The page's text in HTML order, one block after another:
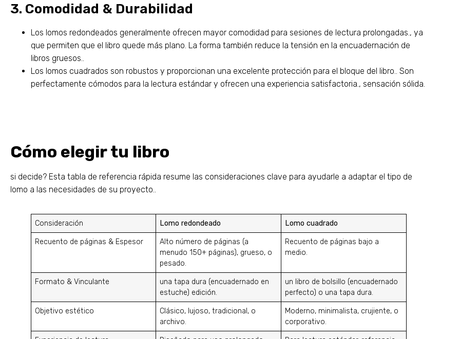
3. Comodidad & Durabilidad
Los lomos redondeados generalmente ofrecen mayor comodidad para sesiones de lectura prolongadas., ya
que permiten que el libro quede más plano. La forma también reduce la tensión en la encuadernación de
libros gruesos..
Los lomos cuadrados son robustos y proporcionan una excelente protección para el bloque del libro.. Son
perfectamente cómodos para la lectura estándar y ofrecen una experiencia satisfactoria., sensación sólida.
Cómo elegir tu libro
si decide? Esta tabla de referencia rápida resume las consideraciones clave para ayudarle a adaptar el tipo de
lomo a las necesidades de su proyecto..
Consideración Lomo redondeado Lomo cuadrado
Recuento de páginas & Espesor
Alto número de páginas (a
menudo 150+ páginas), grueso, o
pesado.
Recuento de páginas bajo a
medio.
Formato & Vinculante
una tapa dura (encuadernado en
estuche) edición.
un libro de bolsillo (encuadernado
perfecto) o una tapa dura.
Objetivo estético
Clásico, lujoso, tradicional, o
archivo.
Moderno, minimalista, crujiente, o
corporativo.